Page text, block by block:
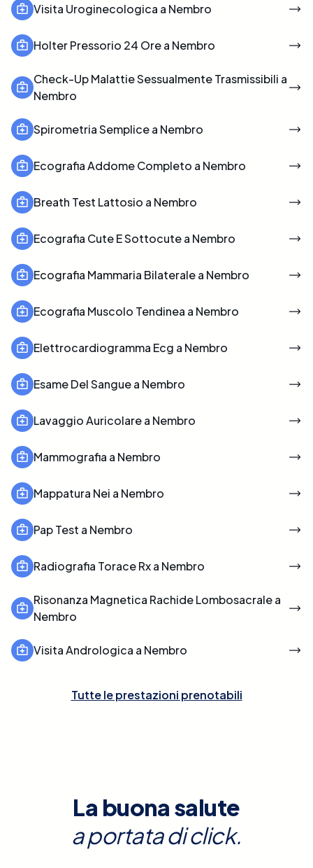
Visita Uroginecologica a Nembro
Holter Pressorio 24 Ore a Nembro
Check-Up Malattie Sessualmente Trasmissibili a
Nembro
Spirometria Semplice a Nembro
Ecografia Addome Completo a Nembro
Breath Test Lattosio a Nembro
Ecografia Cute E Sottocute a Nembro
Ecografia Mammaria Bilaterale a Nembro
Ecografia Muscolo Tendinea a Nembro
Elettrocardiogramma Ecg a Nembro
Esame Del Sangue a Nembro
Lavaggio Auricolare a Nembro
Mammografia a Nembro
Mappatura Nei a Nembro
Pap Test a Nembro
Radiografia Torace Rx a Nembro
Risonanza Magnetica Rachide Lombosacrale a
Nembro
Visita Andrologica a Nembro
Tutte le prestazioni prenotabili
La buona salute
a portata di click.